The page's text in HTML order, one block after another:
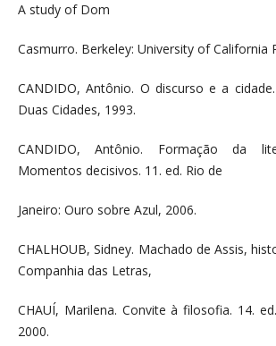
A study of Dom
Casmurro. Berkeley: University of California
CANDIDO, Antônio. O discurso e a
Duas Cidades, 1993.
CANDIDO, Antônio. Formação da
Momentos decisivos. 11. ed. Rio de
Janeiro: Ouro sobre Azul, 2006.
CHALHOUB, Sidney. Machado de Assis,
Companhia das Letras,
CHAUÍ, Marilena. Convite à filosofia. 14.
2000.